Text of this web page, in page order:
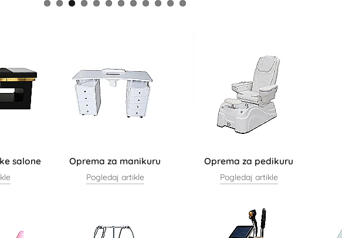
salone Oprema za manikuru
Pogledaj artikle
Oprema za pedikuru
Pogledaj artikle